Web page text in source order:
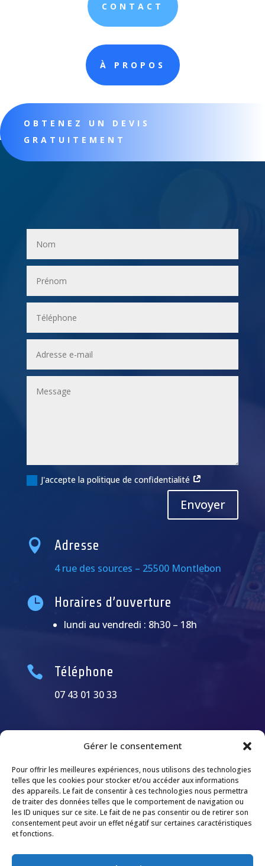
Gérer le consentement
Pour offrir les meilleures expériences, nous utilisons des technologies
telles que les cookies pour stocker et/ou accéder aux informations
des appareils. Le fait de consentir à ces technologies nous permettra
de traiter des données telles que le comportement de navigation ou
les ID uniques sur ce site. Le fait de ne pas consentir ou de retirer son
consentement peut avoir un effet négatif sur certaines caractéristiques
et fonctions.
CONTACT
À PROPOS
OBTENEZ UN DEVIS
GRATUITEMENT
J'accepte la politique de confidentialité
Envoyer
 Adresse
4 rue des sources – 25500 Montlebon
 Horaires d’ouverture
lundi au vendredi : 8h30 – 18h
 Téléphone
07 43 01 30 33